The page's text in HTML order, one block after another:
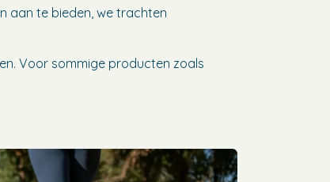
aan te bieden, we trachten
Voor sommige producten zoals